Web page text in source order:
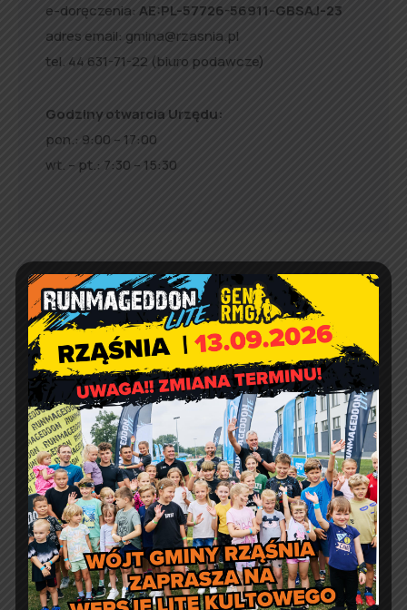
e-doręczenia: AE:PL-57726-56911-GBSAJ-23
adres email: gmina@rzasnia.pl
tel. 44 631-71-22 (biuro podawcze)
Godziny otwarcia Urzędu:
pon.: 9:00 – 17:00
wt. – pt.: 7:30 – 15:30
Jakość powietrza